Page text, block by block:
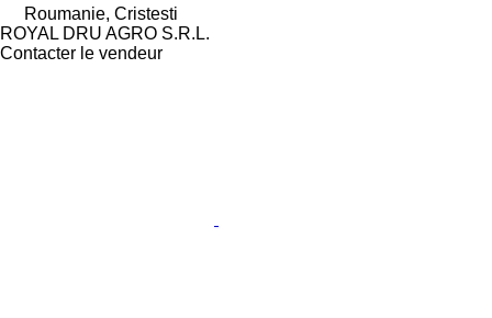
Roumanie, Cristesti
ROYAL DRU AGRO S.R.L.
Contacter le vendeur